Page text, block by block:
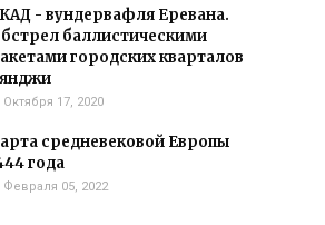
- вундервафля Еревана.
баллистическими
городских кварталов
Октября 17, 2020
средневековой Европы
года
Февраля 05, 2022